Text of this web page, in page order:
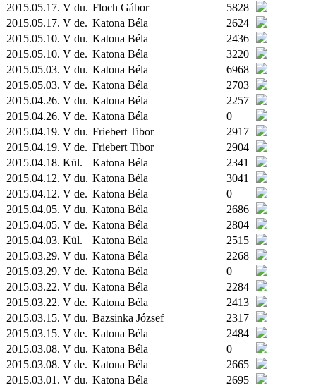
2015.05.17. V du. Floch Gábor
5828
2015.05.17. V de. Katona Béla
2624
2015.05.10. V du. Katona Béla
2436
2015.05.10. V de. Katona Béla
3220
2015.05.03. V du. Katona Béla
6968
2015.05.03. V de. Katona Béla
2703
2015.04.26. V du. Katona Béla
2257
2015.04.26. V de. Katona Béla
0
2015.04.19. V du. Friebert Tibor
2917
2015.04.19. V de. Friebert Tibor
2904
2015.04.18. Kül. Katona Béla
2341
2015.04.12. V du. Katona Béla
3041
2015.04.12. V de. Katona Béla
0
2015.04.05. V du. Katona Béla
2686
2015.04.05. V de. Katona Béla
2804
2015.04.03. Kül. Katona Béla
2515
2015.03.29. V du. Katona Béla
2268
2015.03.29. V de. Katona Béla
0
2015.03.22. V du. Katona Béla
2284
2015.03.22. V de. Katona Béla
2413
2015.03.15. V du. Bazsinka József
2317
2015.03.15. V de. Katona Béla
2484
2015.03.08. V du. Katona Béla
0
2015.03.08. V de. Katona Béla
2665
2015.03.01. V du. Katona Béla
2695